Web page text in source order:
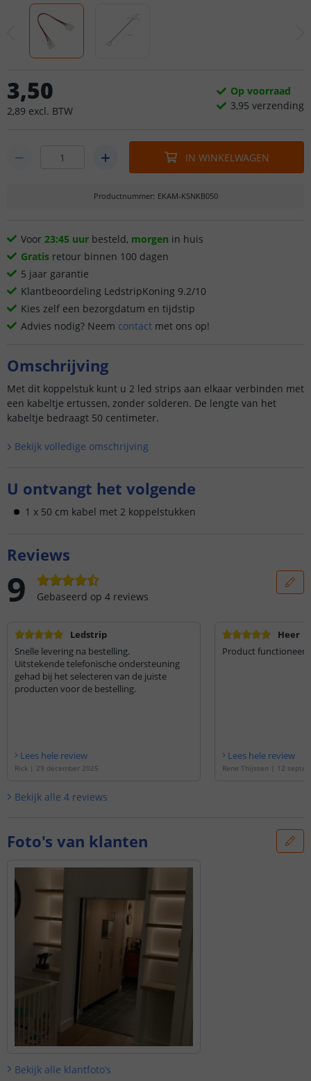
3,50
2,89 excl. BTW
Op voorraad
3,95 verzending
IN WINKELWAGEN
Productnummer: EKAM-KSNKB050
Voor 23:45 uur besteld, morgen in huis
Gratis retour binnen 100 dagen
5 jaar garantie
Klantbeoordeling LedstripKoning 9.2/10
Kies zelf een bezorgdatum en tijdstip
Advies nodig? Neem contact met ons op!
Omschrijving
Met dit koppelstuk kunt u 2 led strips aan elkaar verbinden met
een kabeltje ertussen, zonder solderen. De lengte van het
kabeltje bedraagt 50 centimeter.
Bekijk volledige omschrijving
U ontvangt het volgende
1 x 50 cm kabel met 2 koppelstukken
Reviews
9 Gebaseerd op 4 reviews
Ledstrip
Snelle levering na bestelling.
Uitstekende telefonische ondersteuning
gehad bij het selecteren van de juiste
producten voor de bestelling.
Lees hele review
Rick | 29 december 2025
Heer
Product functioneert
Lees hele review
Rene Thijssen | 12
Bekijk alle 4 reviews
Foto's van klanten
Bekijk alle klantfoto’s